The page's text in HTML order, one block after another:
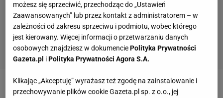
Zobacz wideoKto następcą Lewandowskiego w
możesz się sprzeciwić, przechodząc do „Ustawień
Zaawansowanych” lub przez kontakt z administratorem – w
zależności od zakresu sprzeciwu i podmiotu, wobec którego
jest kierowany. Więcej informacji o przetwarzaniu danych
osobowych znajdziesz w dokumenciePolityka Prywatności
Gazeta.pl iPolityka Prywatności Agora S.A.
Klikając „Akceptuję” wyrażasz też zgodę na zainstalowanie i
przechowywanie plików cookie Gazeta.pl sp. z o.o., jej